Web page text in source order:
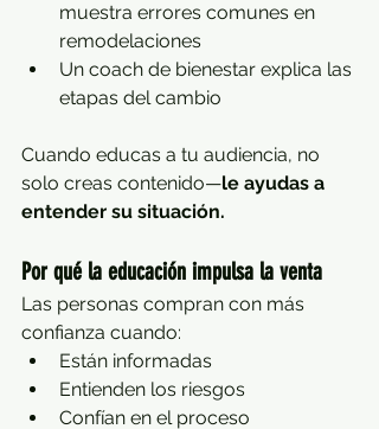
muestra errores comunes en
remodelaciones
Un coach de bienestar explica las
etapas del cambio
Cuando educas a tu audiencia, no
solo creas contenido—le ayudas a
entender su situación.
Por qué la educación impulsa la venta
Las personas compran con más
confianza cuando:
Están informadas
Entienden los riesgos
Confían en el proceso